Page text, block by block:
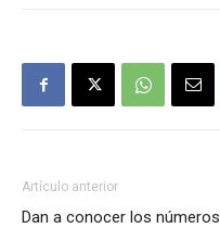
Artículo anterior
Dan a conocer los números